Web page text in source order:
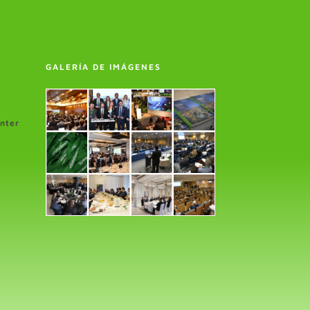
GALERÍA DE IMÁGENES